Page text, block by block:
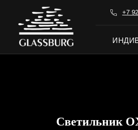
+7
Светильник